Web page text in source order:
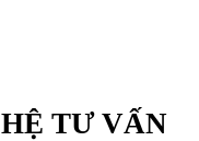
TƯ VẤN